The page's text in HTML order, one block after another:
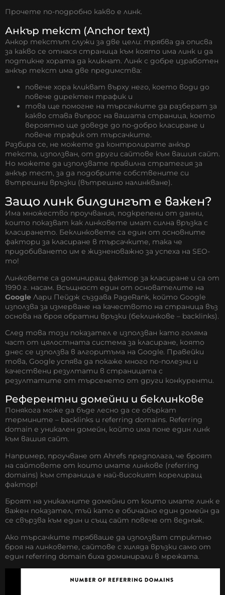
Прочете по-подробно какво е линк.
Анкър текст (Anchor text)
Анкор текстът служи за две цели: трябва да описва
за какво се отнася страница към която има линк и да
подтикне хората да кликнат. Линк с добре изработен
анкър текст има две предимства:
повече хора кликват върху него, което води до
повече директен трафик и
това ще помогне на търсачките да разберат за
какво става въпрос на вашата страница, което
вероятно ще доведе до по-добро класиране и
повече трафик от търсачките.
Разбира се, не можете да контролирате анкър
текста, използван, от други сайтове към вашия сайт.
Но можете да използвате правилна стратегия за
анкър тест, за да подобрите собствените си
вътрешни връзки (вътрешно налинкване).
Защо линк билдингът е важен?
Има множество проучвания, подкрепени от данни,
които показват как линковете имат силна връзка с
класирането. Беклинковете са един от основните
фактори за класиране в търсачките, така че
придобиването им е жизненоважно за успеха на SEO-
то!
Линковете са доминиращ фактор за класиране и са от
1990 г. насам. Всъщност един от основателите на
Google Лари Пейдж създава PageRank, който Google
използва за измерване на качеството на страница въз
основа на броя обратни връзки (беклинкове – backlinks).
След това този показател е използван като голяма
част от цялостната система за класиране, която
днес се използва в алгоритъма на Google. Правейки
това, Google успява да покаже много по-полезни и
качествени резултати в страницата с
резултатите от търсенето от други конкуренти.
Референтни домейни и беклинкове
Понякога може да бъде лесно да се объркат
термините – backlinks и referring domains. Referring
domain е уникален домейн, който има поне един линк
към вашия сайт.
Например, проучване от Ahrefs предполага, че броят
на сайтовете от които имате линкове (referring
domains) към страница е най-високият корелиращ
фактор!
Броят на уникалните домейни от които имате линк е
важен показател, тъй като е обичайно един домейн да
се свързва към един и същ сайт повече от веднъж.
Ако търсачките трябваше да използват стриктно
броя на линковете, сайтове с хиляда връзки само от
един referring domain биха доминирали в мрежата.